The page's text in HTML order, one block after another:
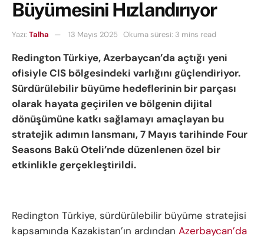
Büyümesini Hızlandırıyor
Yazı: Talha 13 Mayıs 2025 Okuma süresi: 3 mins read
Redington Türkiye, Azerbaycan’da açtığı yeni
ofisiyle CIS bölgesindeki varlığını güçlendiriyor.
Sürdürülebilir büyüme hedeflerinin bir parçası
olarak hayata geçirilen ve bölgenin dijital
dönüşümüne katkı sağlamayı amaçlayan bu
stratejik adımın lansmanı, 7 Mayıs tarihinde Four
Seasons Bakü Oteli’nde düzenlenen özel bir
etkinlikle gerçekleştirildi.
Redington Türkiye, sürdürülebilir büyüme stratejisi
kapsamında Kazakistan’ın ardından Azerbaycan’da